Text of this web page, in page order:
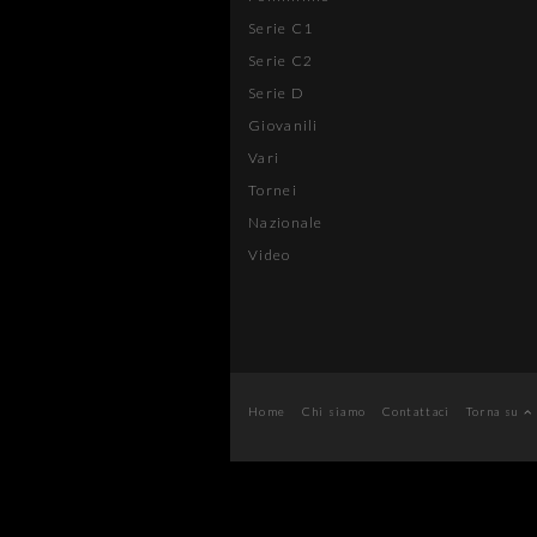
Serie C1
Serie C2
Serie D
Giovanili
Vari
Tornei
Nazionale
Video
Home Chi siamo Contattaci Torna su